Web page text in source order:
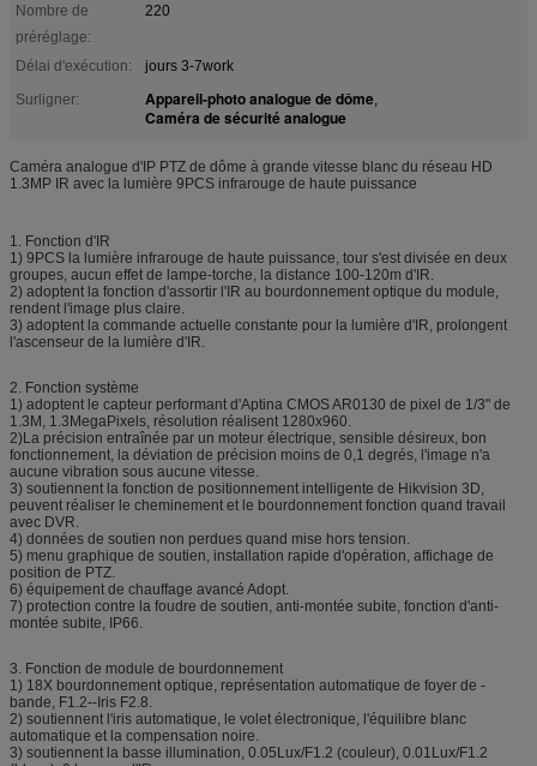
Nombre de
préréglage:
220
Délai d'exécution:
jours 3-7work
Surligner:
Appareil-photo analogue de dôme,
Caméra de sécurité analogue
Caméra analogue d'IP PTZ de dôme à grande vitesse blanc du réseau HD
1.3MP IR avec la lumière 9PCS infrarouge de haute puissance
1. Fonction d'IR
1) 9PCS la lumière infrarouge de haute puissance, tour s'est divisée en deux
groupes, aucun effet de lampe-torche, la distance 100-120m d'IR.
2) adoptent la fonction d'assortir l'IR au bourdonnement optique du module,
rendent l'image plus claire.
3) adoptent la commande actuelle constante pour la lumière d'IR, prolongent
l'ascenseur de la lumière d'IR.
2. Fonction système
1) adoptent le capteur performant d'Aptina CMOS AR0130 de pixel de 1/3" de
1.3M, 1.3MegaPixels, résolution réalisent 1280x960.
2)La précision entraînée par un moteur électrique, sensible désireux, bon
fonctionnement, la déviation de précision moins de 0,1 degrés, l'image n'a
aucune vibration sous aucune vitesse.
3) soutiennent la fonction de positionnement intelligente de Hikvision 3D,
peuvent réaliser le cheminement et le bourdonnement fonction quand travail
avec DVR.
4) données de soutien non perdues quand mise hors tension.
5) menu graphique de soutien, installation rapide d'opération, affichage de
position de PTZ.
6) équipement de chauffage avancé Adopt.
7) protection contre la foudre de soutien, anti-montée subite, fonction d'anti-
montée subite, IP66.
3. Fonction de module de bourdonnement
1) 18X bourdonnement optique, représentation automatique de foyer de -
bande, F1.2--Iris F2.8.
2) soutiennent l'iris automatique, le volet électronique, l'équilibre blanc
automatique et la compensation noire.
3) soutiennent la basse illumination, 0.05Lux/F1.2 (couleur), 0.01Lux/F1.2